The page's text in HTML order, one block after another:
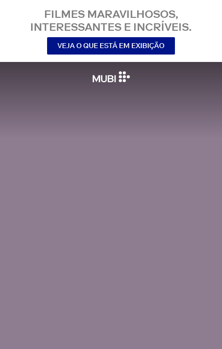
FILMES MARAVILHOSOS,
INTERESSANTES E INCRÍVEIS.
VEJA O QUE ESTÁ EM EXIBIÇÃO